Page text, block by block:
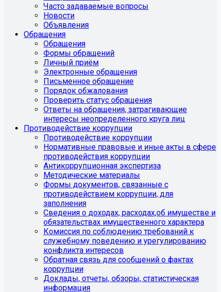
Часто задаваемые вопросы
Новости
Объявления
Обращения
Обращения
Формы обращений
Личный приём
Электронные обращения
Письменное обращение
Порядок обжалования
Проверить статус обращения
Ответы на обращения, затрагивающие
интересы неопределенного круга лиц
Противодействие коррупции
Противодействие коррупции
Нормативные правовые и иные акты в сфере
противодействия коррупции
Антикоррупционная экспертиза
Методические материалы
Формы документов, связанные с
противодействием коррупции, для
заполнения
Сведения о доходах, расходах,об имуществе и
обязательствах имущественного характера
Комиссия по соблюдению требований к
служебному поведению и урегулированию
конфликта интересов
Обратная связь для сообщений о фактах
коррупции
Доклады, отчеты, обзоры, статистическая
информация